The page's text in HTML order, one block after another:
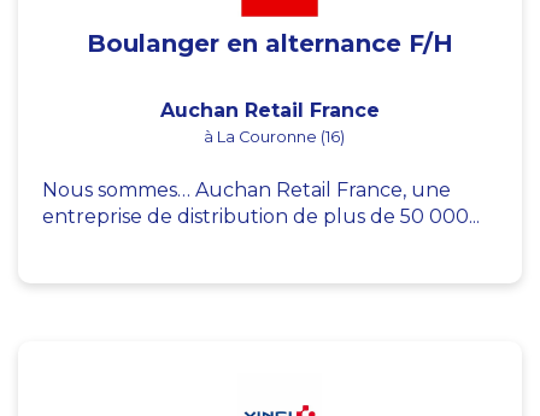
Boulanger en alternance F/H
Auchan Retail France
à La Couronne (16)
Nous sommes… Auchan Retail France, une
entreprise de distribution de plus de 50 000...